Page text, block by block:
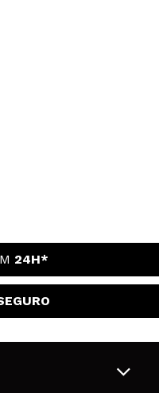
24H*